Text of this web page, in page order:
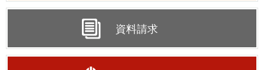
資料請求